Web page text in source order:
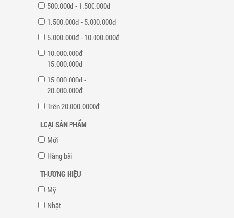
500.000đ - 1.500.000đ
1.500.000đ - 5.000.000đ
5.000.000đ - 10.000.000đ
10.000.000đ -
15.000.000đ
15.000.000đ -
20.000.000đ
Trên 20.000.0000đ
LOẠI SẢN PHẨM
Mới
Hàng bãi
THƯƠNG HIỆU
Mỹ
Nhật